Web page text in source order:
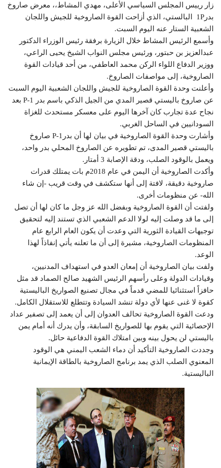
زار رييس المجلس السياسي الأعلى، مهدي المشاط،، معرض صاروخ
بدر1P البالستي، الذي أزاحت القوة الصاروخية للجيش واللجان
الشعبية الستار عنه اليوم السبت.
وأسمع الرئيس المشاط خلال الزيارة برفقة رئيس الوزراء الدكتور
عبدالعزيز بن حبتور، ورئيس مجلس النواب الشيخ يحيى الراعي،
ووزير الدفاع اللواء الركن محمد العاطفي، من أحد قيادات القوة
الصاروخية، إلى مواصفات الصاروخ.
وأعلنت وحدة القوة الصاروخية للجيش واللجان الشعبية اليوم السبت
عن صاروخ باليستي قصير المدي من الجيل الذكي باسم بدر P-1 بعد
نجاح عدة تجارب كان آخرها اليوم على معسكر مستحدث للغزاة
السودانيين في الساحل الغربي.
وأشارت وحدة القوة الصاروخية في بيان لها أن بدرP-1 صاروخ
باليستي قصير المدى، تم تطويره عن الصاروخ المحلي بدر واحد،
ويعمل بالوقود الصلب، ودقة الإصابة 3 أمتار.
وأكدت الصاروخية أن اليمن في عام 2018م بات يمتلك قدرات
صاروخية دقيقة، لافتة إلى أنها ستكشف في وقت قريب -إن شاء
الله- عن منظومات أخرى.
ولفتت أن القوة الصاروخية وبفضل الله عز وجل ما كان لها أن تصل
إلى ما قد وصلت إليه لولا الدعم الشعبي الذي تستند إليه لتحقيق
توجيهات القيادة الثورية التي وعدت أن يكون العام الرابع عام
المنظومات الصاروخية، مشيرة إلى أن ما تعلنه يأتي إنفاذاً لهذا
الوعد.
ولفت بيان الصاروخية أن إمعان العدو في استهداف المدنيين،
وقيادات الدولة وعلى رأسهم الرئيس الشهيد صالح الصماد قد مثل
حافزاً استثنائيا للمضي قدماً في مجال تصنيع الصواريخ الباليستية
كقوة لا غنى عنها لأي دولة تنشد السيادة وتتطلع للاستقلال الكامل.
ودعت القوة الصاروخية تحالف العدوان إلى أن يعمد إلى تصفير عداد
الإحصائية التي يقوم بها للصواريخ السابقة، وأن يدرك أنه أمام يمن
باليستي لن يحول بينه وبين امتلاك القوة الدفاعية حائل.
وجددت الصاروخية التأكيد أن دماء الشعب اليمني هي الوقود
المعنوي الصلب الذي يمد برنامج الصاروخية بالطاقة الإيمانية
الباليستية.